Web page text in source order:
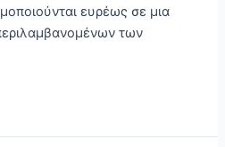
ευρέως σε μια
των